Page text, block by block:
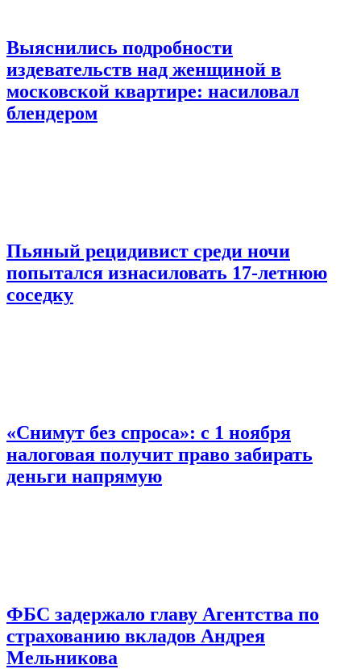
Выяснились подробности
издевательств над женщиной в
московской квартире: насиловал
блендером
Пьяный рецидивист среди ночи
попытался изнасиловать 17-летнюю
соседку
«Снимут без спроса»: с 1 ноября
налоговая получит право забирать
деньги напрямую
ФБС задержало главу Агентства по
страхованию вкладов Андрея
Мельникова